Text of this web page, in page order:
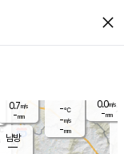
close
-℃
-m/s
-mm
0.0m/s
-mm
남방
0.7m/s
-mm